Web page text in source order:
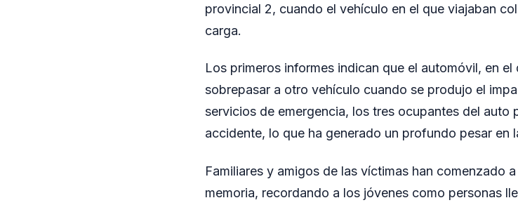
provincial 2, cuando el vehículo en el que viajaban
carga.
Los primeros informes indican que el automóvil, en
sobrepasar a otro vehículo cuando se produjo el
servicios de emergencia, los tres ocupantes del auto
accidente, lo que ha generado un profundo pesar en
Familiares y amigos de las víctimas han comenzado
memoria, recordando a los jóvenes como personas